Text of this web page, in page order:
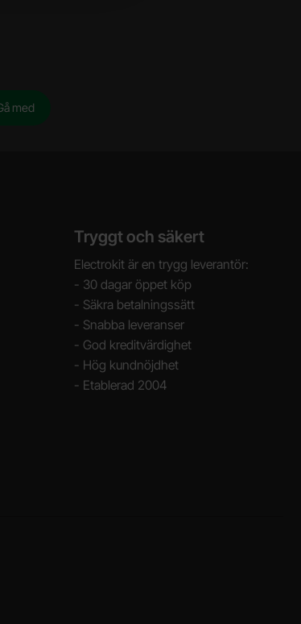
Tryggt och säkert
Electrokit är en trygg leverantör:
- 30 dagar öppet köp
- Säkra betalningssätt
- Snabba leveranser
- God kreditvärdighet
- Hög kundnöjdhet
- Etablerad 2004